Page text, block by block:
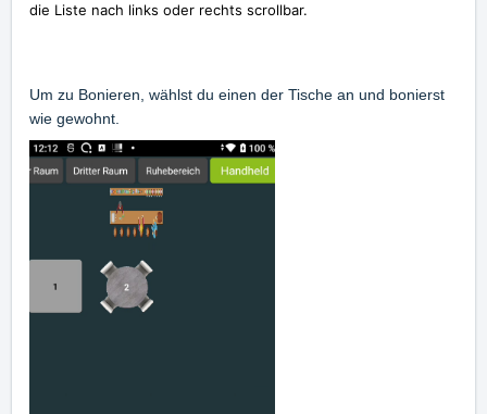
die Liste nach links oder rechts scrollbar.
Um zu Bonieren, wählst du einen der Tische an und bonierst
wie gewohnt.